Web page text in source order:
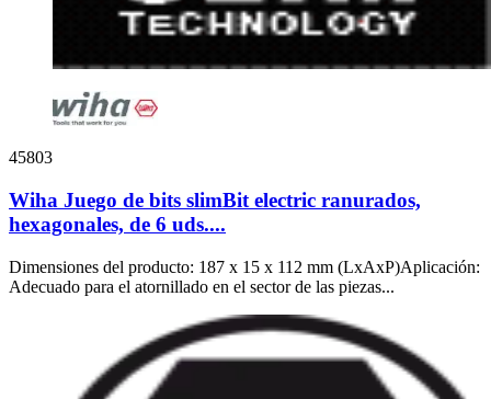
45803
Wiha Juego de bits slimBit electric ranurados,
hexagonales, de 6 uds....
Dimensiones del producto: 187 x 15 x 112 mm (LxAxP)Aplicación:
Adecuado para el atornillado en el sector de las piezas...